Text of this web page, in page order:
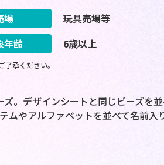
場
玩具売場等
年齢
6歳以上
承ください。
。デザインシートと同じビーズを並
ムやアルファベットを並べて名前入